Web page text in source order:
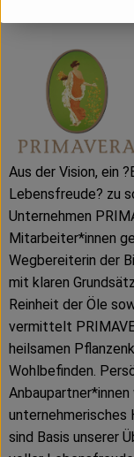
Aus der Vision, ein
Lebensfreude? zu
Unternehmen
Mitarbeiter*innen
Wegbereiterin der
mit klaren
Reinheit der Öle
vermittelt
heilsamen
Wohlbefinden.
unternehmerisches
sind Basis unserer